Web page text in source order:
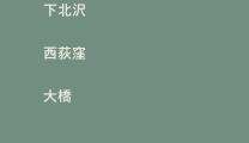
下北沢
西荻窪
大橋